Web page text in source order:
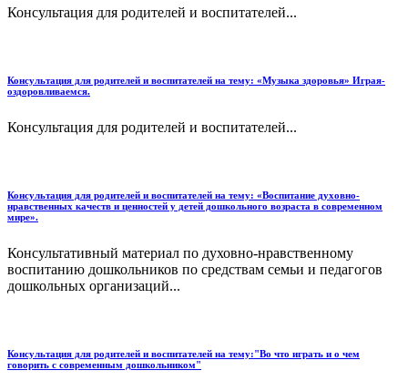
Консультация для родителей и воспитателей...
Консультация для родителей и воспитателей на тему: «Музыка здоровья» Играя-
оздоровливаемся.
Консультация для родителей и воспитателей...
Консультация для родителей и воспитателей на тему: «Воспитание духовно-
нравственных качеств и ценностей у детей дошкольного возраста в современном
мире».
Консультативный материал по духовно-нравственному
воспитанию дошкольников по средствам семьи и педагогов
дошкольных организаций...
Консультация для родителей и воспитателей на тему:"Во что играть и о чем
говорить с современным дошкольником"